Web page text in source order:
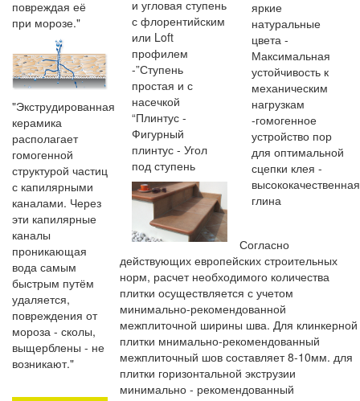
повреждая её
при морозе."
"Экструдированная
керамика
располагает
гомогенной
структурой частиц
с капилярными
каналами. Через
эти капилярные
каналы
проникающая
вода самым
быстрым путём
удаляется,
повреждения от
мороза - сколы,
выщерблены - не
возникают."
и угловая ступень
с флорентийским
или Loft
профилем
-”Ступень
простая и с
насечкой
“Плинтус -
Фигурный
плинтус - Угол
под ступень
яркие
натуральные
цвета -
Максимальная
устойчивость к
механическим
нагрузкам
-гомогенное
устройство пор
для оптимальной
сцепки клея -
высококачественная
глина
Согласно
действующих европейских строительных
норм, расчет необходимого количества
плитки осуществляется с учетом
минимально-рекомендованной
межплиточной ширины шва. Для клинкерной
плитки мнимально-рекомендованный
межплиточный шов составляет 8-10мм. для
плитки горизонтальной экструзии
минимально - рекомендованный